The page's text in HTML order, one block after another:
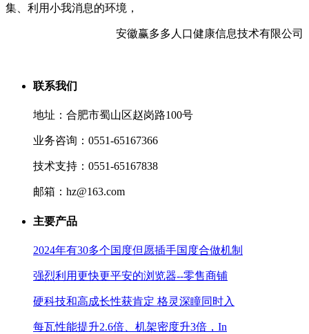
集、利用小我消息的环境，
安徽赢多多人口健康信息技术有限公司
联系我们
地址：合肥市蜀山区赵岗路100号
业务咨询：0551-65167366
技术支持：0551-65167838
邮箱：hz@163.com
主要产品
2024年有30多个国度但愿插手国度合做机制
强烈利用更快更平安的浏览器--零售商铺
硬科技和高成长性获肯定 格灵深瞳同时入
每瓦性能提升2.6倍、机架密度升3倍，In